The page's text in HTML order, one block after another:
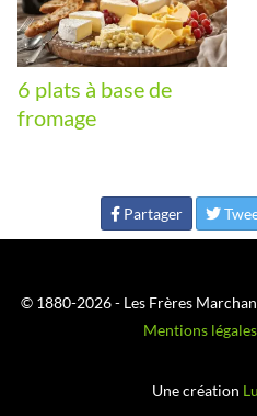
6 plats à base de
fromage
Partager
© 1880-2026 - Les Frères
Mentions légales
Une création